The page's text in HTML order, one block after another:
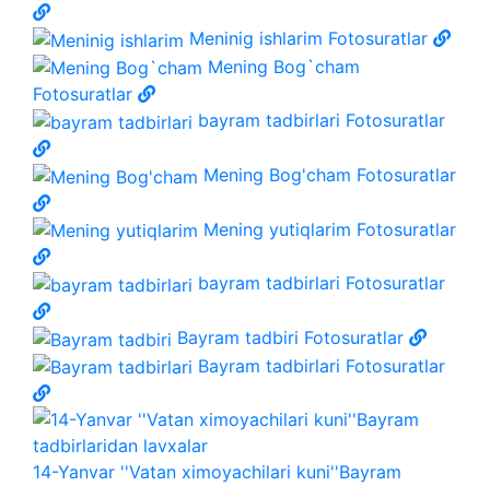
Meninig ishlarim Fotosuratlar
Mening Bog`cham
Fotosuratlar
bayram tadbirlari Fotosuratlar
Mening Bog'cham Fotosuratlar
Mening yutiqlarim Fotosuratlar
bayram tadbirlari Fotosuratlar
Bayram tadbiri Fotosuratlar
Bayram tadbirlari Fotosuratlar
14-Yanvar ''Vatan ximoyachilari kuni''Bayram